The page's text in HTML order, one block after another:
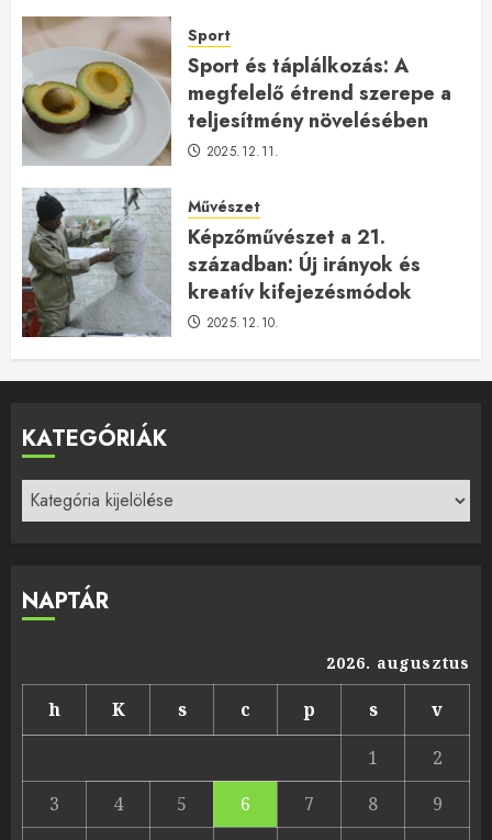
Sport
Sport és táplálkozás: A
megfelelő étrend szerepe a
teljesítmény növelésében
2025.12.11.
Művészet
Képzőművészet a 21.
században: Új irányok és
kreatív kifejezésmódok
2025.12.10.
KATEGÓRIÁK
Kategóriák
NAPTÁR
2026. augusztus
h K s c p s
v
1
2
3
4 5 6 7 8
9